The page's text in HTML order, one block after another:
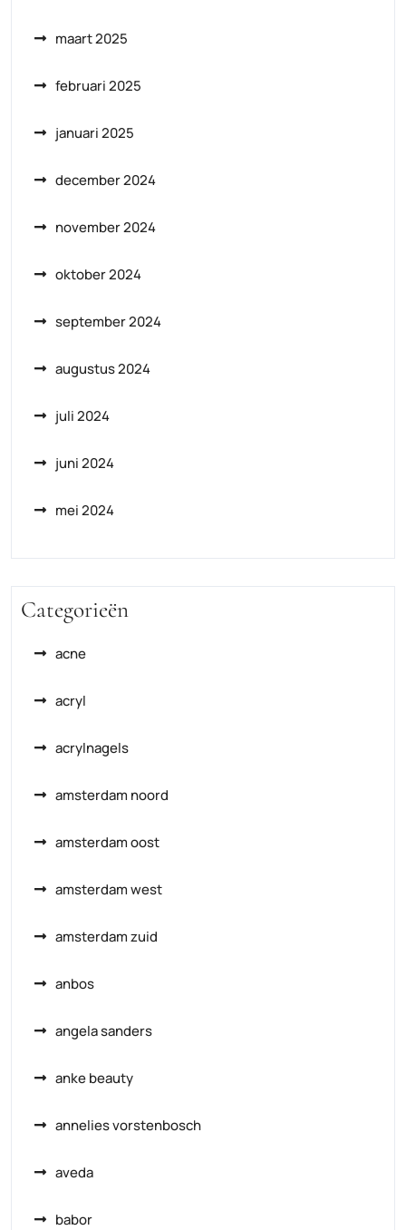
maart 2025
februari 2025
januari 2025
december 2024
november 2024
oktober 2024
september 2024
augustus 2024
juli 2024
juni 2024
mei 2024
Categorieën
acne
acryl
acrylnagels
amsterdam noord
amsterdam oost
amsterdam west
amsterdam zuid
anbos
angela sanders
anke beauty
annelies vorstenbosch
aveda
babor